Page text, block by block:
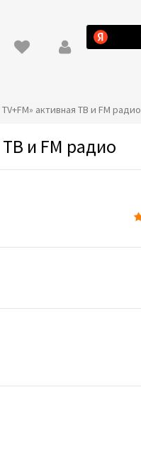
активная ТВ и FM радио
и FM радио